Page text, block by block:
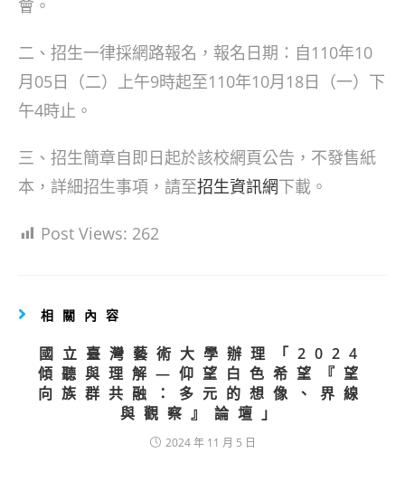
會。
二、招生一律採網路報名，報名日期：自110年10
月05日（二）上午9時起至110年10月18日（一）下
午4時止。
三、招生簡章自即日起於該校網頁公告，不發售紙
本，詳細招生事項，請至招生資訊網下載。
Post Views: 262
相關內容
國立臺灣藝術大學辦理「2024
傾聽與理解—仰望白色希望『望
向族群共融：多元的想像、界線
與觀察』論壇」
2024 年 11 月 5 日